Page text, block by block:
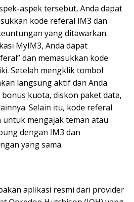
aspek tersebut, Anda dapat
kode referal IM3 dan
yang ditawarkan.
MyIM3, Anda dapat
dan memasukkan kode
Setelah mengklik tombol
langsung aktif dan Anda
kuota, diskon paket data,
Selain itu, kode referal
mengajak teman atau
dengan IM3 dan
yang sama.
aplikasi resmi dari provider